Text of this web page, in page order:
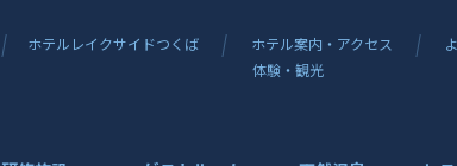
ホテルレイクサイドつくば ホテル案内・アクセス
体験・観光